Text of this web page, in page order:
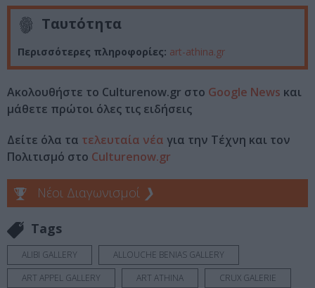
Ταυτότητα
Περισσότερες πληροφορίες: art-athina.gr
Ακολουθήστε το Culturenow.gr στο Google News και
μάθετε πρώτοι όλες τις ειδήσεις
Δείτε όλα τα τελευταία νέα για την Τέχνη και τον
Πολιτισμό στο Culturenow.gr
Νέοι Διαγωνισμοί ❯
Tags
ALIBI GALLERY
ALLOUCHE BENIAS GALLERY
ART APPEL GALLERY
ART ATHINA
CRUX GALERIE